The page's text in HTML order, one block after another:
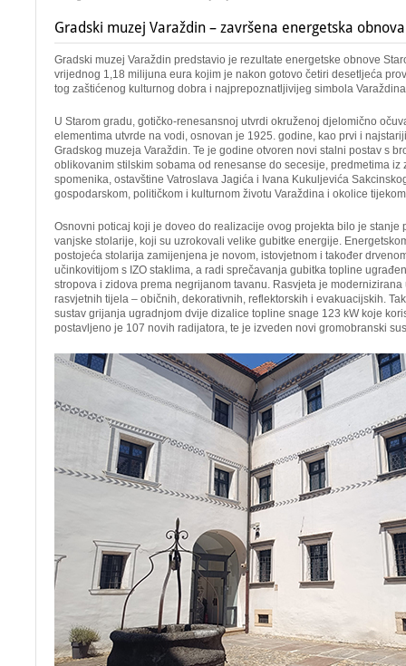
Gradski muzej Varaždin – završena energetska
Gradski muzej Varaždin predstavio je rezultate energetske obnove
vrijednog 1,18 milijuna eura kojim je nakon gotovo četiri desetljeća
tog zaštićenog kulturnog dobra i najprepoznatljivijeg simbola
U Starom gradu, gotičko-renesansnoj utvrdi okruženoj djelomično
elementima utvrde na vodi, osnovan je 1925. godine, kao prvi i
Gradskog muzeja Varaždin. Te je godine otvoren novi stalni postav s
oblikovanim stilskim sobama od renesanse do secesije, predmetima iz
spomenika, ostavštine Vatroslava Jagića i Ivana Kukuljevića
gospodarskom, političkom i kulturnom životu Varaždina i okolice
Osnovni poticaj koji je doveo do realizacije ovog projekta bilo je stanje
vanjske stolarije, koji su uzrokovali velike gubitke energije.
postojeća stolarija zamijenjena je novom, istovjetnom i također
učinkovitijom s IZO staklima, a radi sprečavanja gubitka topline
stropova i zidova prema negrijanom tavanu. Rasvjeta je
rasvjetnih tijela – običnih, dekorativnih, reflektorskih i evakuacijskih.
sustav grijanja ugradnjom dvije dizalice topline snage 123 kW koje
postavljeno je 107 novih radijatora, te je izveden novi gromobranski